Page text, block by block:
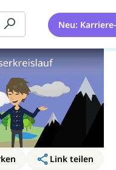
Neu:
Link teilen